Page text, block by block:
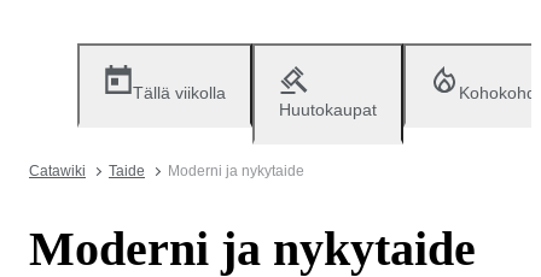
Tällä viikolla
Huutokaupat
Catawiki Taide Moderni ja nykytaide
Moderni ja nykytaide